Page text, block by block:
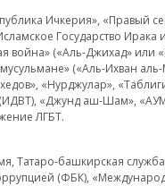
Ичкерия», «Правый
Государство
(«Аль-Джихад» или
(«Аль-Ихван аль-
«Нурджулар»,
«Джунд аш-Шам»,
ЛГБТ.
Татаро-башкирская
(ФБК),